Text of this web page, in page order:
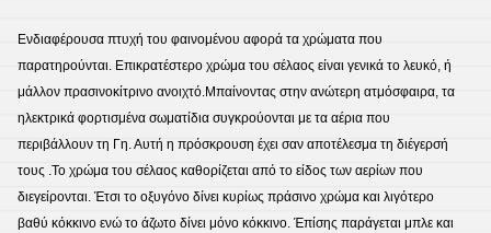
Ενδιαφέρουσα πτυχή του φαινομένου αφορά τα χρώματα που
παρατηρούνται. Επικρατέστερο χρώμα του σέλαος είναι γενικά το λευκό, ή
μάλλον πρασινοκίτρινο ανοιχτό.Μπαίνοντας στην ανώτερη ατμόσφαιρα, τα
ηλεκτρικά φορτισμένα σωματίδια συγκρούονται με τα αέρια που
περιβάλλουν τη Γη. Αυτή η πρόσκρουση έχει σαν αποτέλεσμα τη διέγερσή
τους .Το χρώμα του σέλαος καθορίζεται από το είδος των αερίων που
διεγείρονται. Έτσι το οξυγόνο δίνει κυρίως πράσινο χρώμα και λιγότερο
βαθύ κόκκινο ενώ το άζωτο δίνει μόνο κόκκινο. Έπίσης παράγεται μπλε και